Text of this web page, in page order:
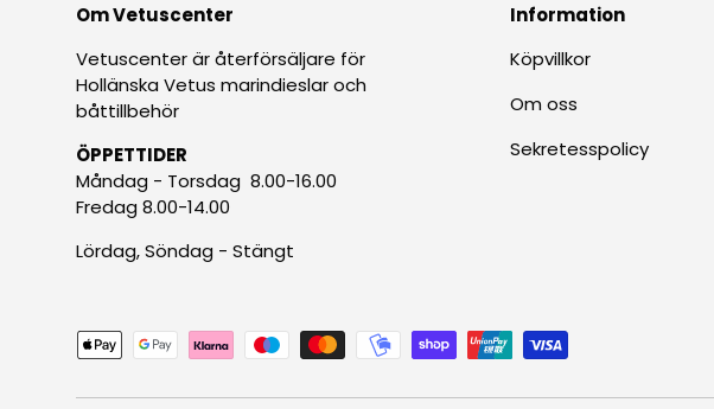
Om Vetuscenter
Vetuscenter är återförsäljare för
Hollänska Vetus marindieslar och
båttillbehör
ÖPPETTIDER
Måndag - Torsdag 8.00-16.00
Fredag 8.00-14.00
Lördag, Söndag - Stängt
Information
Köpvillkor
Om oss
Sekretesspolicy
Betalningsmetoder accepteras